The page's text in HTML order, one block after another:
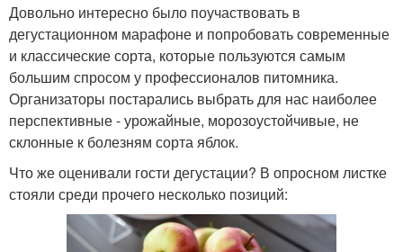
Довольно интересно было поучаствовать в
дегустационном марафоне и попробовать современные
и классические сорта, которые пользуются самым
большим спросом у профессионалов питомника.
Организаторы постарались выбрать для нас наиболее
перспективные - урожайные, морозоустойчивые, не
склонные к болезням сорта яблок.
Что же оценивали гости дегустации? В опросном листке
стояли среди прочего несколько позиций: